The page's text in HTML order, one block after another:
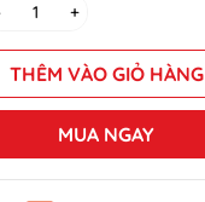
+
THÊM VÀO GIỎ HÀNG
MUA NGAY